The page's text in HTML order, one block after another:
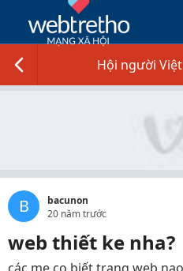
Hội người
B
bacunon
20 năm trước
web thiết ke nha?